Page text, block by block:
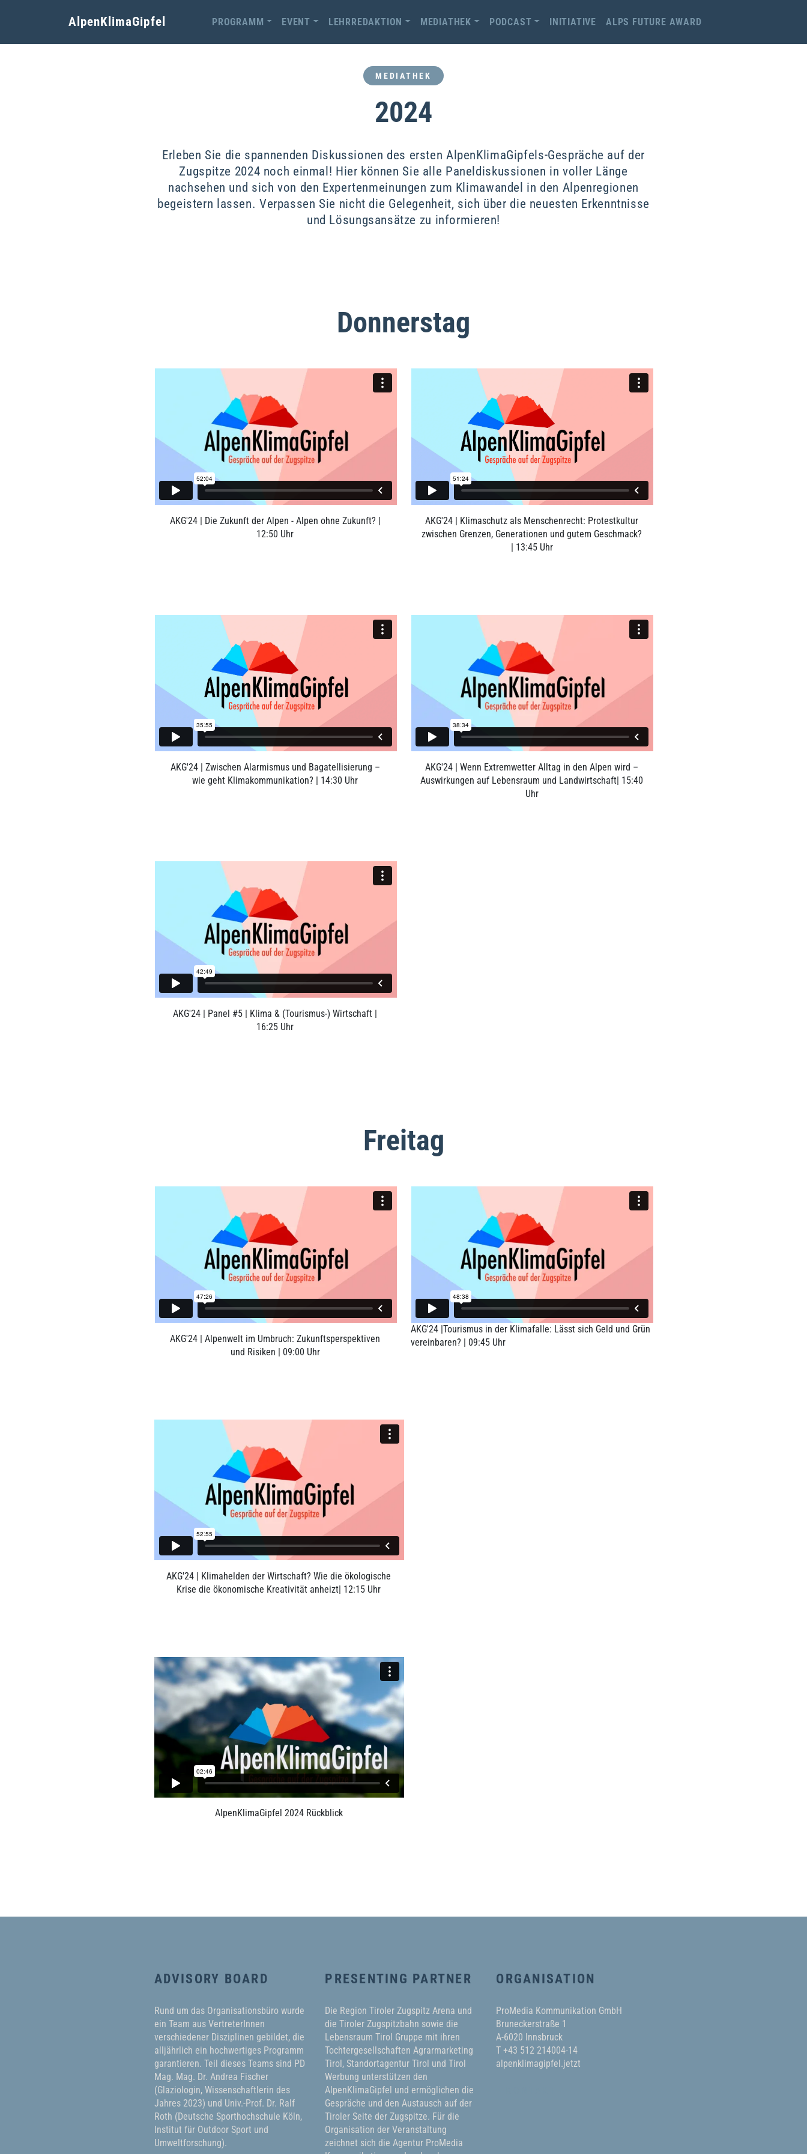
AlpenKlimaGipfel PROGRAMM EVENT LEHRREDAKTION MEDIATHEK PODCAST INITIATIVE ALPS FUTURE AWARD
MEDIATHEK
2024
Erleben Sie die spannenden Diskussionen des ersten AlpenKlimaGipfels-Gespräche auf der
Zugspitze 2024 noch einmal! Hier können Sie alle Paneldiskussionen in voller Länge
nachsehen und sich von den Expertenmeinungen zum Klimawandel in den Alpenregionen
begeistern lassen. Verpassen Sie nicht die Gelegenheit, sich über die neuesten Erkenntnisse
und Lösungsansätze zu informieren!
Donnerstag
AKG'24 | Die Zukunft der Alpen - Alpen ohne Zukunft? |
12:50 Uhr
AKG'24 | Klimaschutz als Menschenrecht: Protestkultur
zwischen Grenzen, Generationen und gutem Geschmack?
| 13:45 Uhr
AKG'24 | Zwischen Alarmismus und Bagatellisierung –
wie geht Klimakommunikation? | 14:30 Uhr
AKG'24 | Wenn Extremwetter Alltag in den Alpen wird –
Auswirkungen auf Lebensraum und Landwirtschaft| 15:40
Uhr
AKG'24 | Panel #5 | Klima & (Tourismus-) Wirtschaft |
16:25 Uhr
Freitag
AKG'24 | Alpenwelt im Umbruch: Zukunftsperspektiven
und Risiken | 09:00 Uhr
AKG'24 |Tourismus in der Klimafalle: Lässt sich Geld und Grün
vereinbaren? | 09:45 Uhr
AKG'24 | Klimahelden der Wirtschaft? Wie die ökologische
Krise die ökonomische Kreativität anheizt| 12:15 Uhr
AlpenKlimaGipfel 2024 Rückblick
ADVISORY BOARD
Rund um das Organisationsbüro wurde
ein Team aus VertreterInnen
verschiedener Disziplinen gebildet, die
alljährlich ein hochwertiges Programm
garantieren. Teil dieses Teams sind PD
Mag. Mag. Dr. Andrea Fischer
(Glaziologin, Wissenschaftlerin des
Jahres 2023) und Univ.-Prof. Dr. Ralf
Roth (Deutsche Sporthochschule Köln,
Institut für Outdoor Sport und
Umweltforschung).
PRESENTING PARTNER
Die Region Tiroler Zugspitz Arena und
die Tiroler Zugspitzbahn sowie die
Lebensraum Tirol Gruppe mit ihren
Tochtergesellschaften Agrarmarketing
Tirol, Standortagentur Tirol und Tirol
Werbung unterstützen den
AlpenKlimaGipfel und ermöglichen die
Gespräche und den Austausch auf der
Tiroler Seite der Zugspitze. Für die
Organisation der Veranstaltung
zeichnet sich die Agentur ProMedia
ORGANISATION
ProMedia Kommunikation GmbH
Bruneckerstraße 1
A-6020 Innsbruck
T +43 512 214004-14
alpenklimagipfel.jetzt